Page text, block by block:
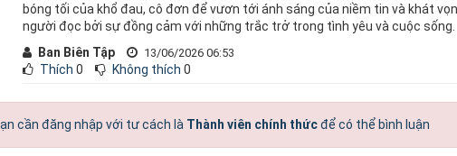
bóng tối của khổ đau, cô đơn để vươn tới ánh sáng của niềm tin và khát
người đọc bởi sự đồng cảm với những trắc trở trong tình yêu và cuộc sống.
Ban Biên Tập
13/06/2026 06:53
Thích 0 Không thích 0
cần đăng nhập với tư cách là Thành viên chính thứcđể có thể bình luận